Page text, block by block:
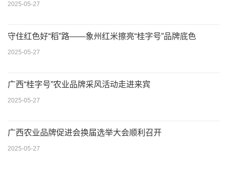
2025-05-27
守住红色好“稻”路——象州红米擦亮“桂字号”品牌底色
2025-05-27
广西“桂字号”农业品牌采风活动走进来宾
2025-05-27
广西农业品牌促进会换届选举大会顺利召开
2025-05-27